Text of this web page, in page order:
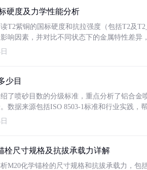
硬度及力学性能分析
T2紫铜的国标硬度和抗拉强度（包括T2及
响因素，并对比不同状态下的金属特性差异
少目
了喷砂目数的分级标准，重点分析了铝合金
数据来源包括ISO 8503-1标准和行业实践，
栓尺寸规格及抗拔承载力详解
M20化学锚栓的尺寸规格和抗拔承载力，